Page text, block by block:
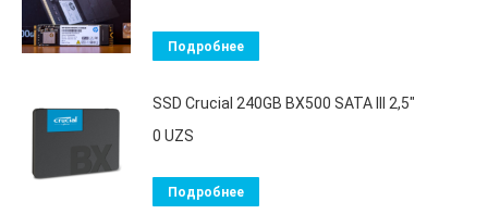
Подробнее
SSD Crucial 240GB BX500 SATA III 2,5"
0 UZS
Подробнее